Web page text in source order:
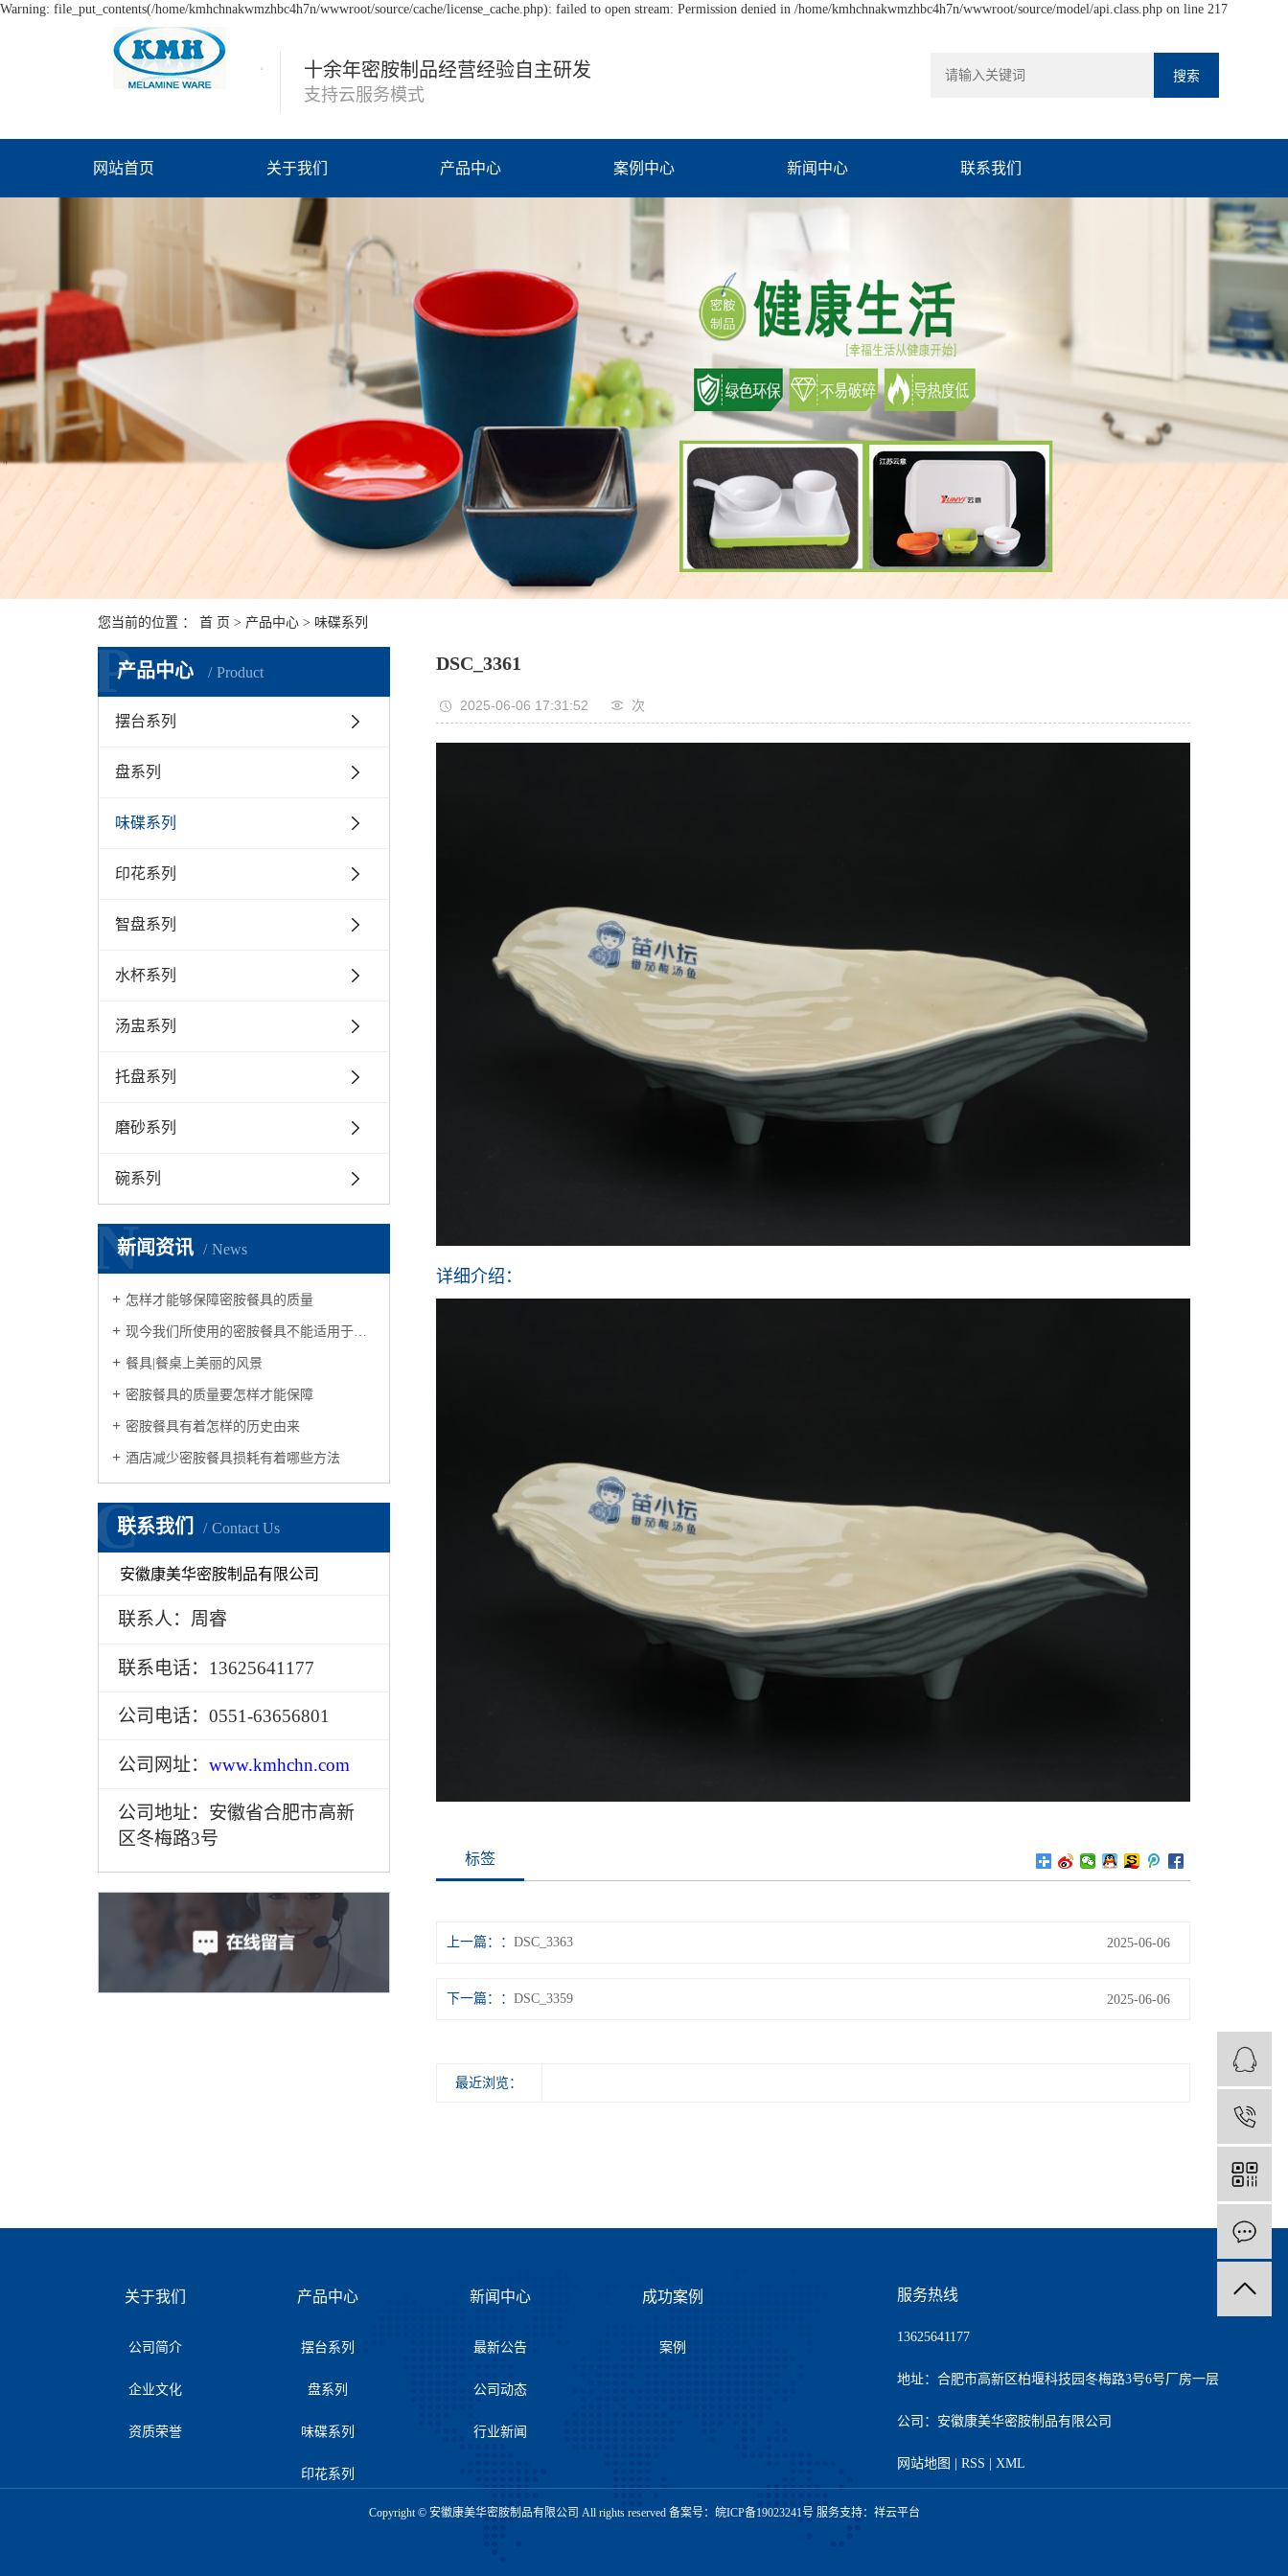
Warning: file_put_contents(/home/kmhchnakwmzhbc4h7n/wwwroot/source/cache/license_cache.php): failed to open stream: Permission denied in /home/kmhchnakwmzhbc4h7n/wwwroot/source/model/api.class.php on line 217
十余年密胺制品经营经验自主研发
支持云服务模式
网站首页 关于我们 产品中心 案例中心 新闻中心 联系我们
您当前的位置 ： 首 页 > 产品中心 > 味碟系列
产品中心 Product
P
摆台系列
盘系列
味碟系列
印花系列
智盘系列
水杯系列
汤盅系列
托盘系列
磨砂系列
碗系列
新闻资讯 News
N
怎样才能够保障密胺餐具的质量
现今我们所使用的密胺餐具不能适用于微波炉
餐具|餐桌上美丽的风景
密胺餐具的质量要怎样才能保障
密胺餐具有着怎样的历史由来
酒店减少密胺餐具损耗有着哪些方法
联系我们 Contact Us
C
安徽康美华密胺制品有限公司
联系人：周睿
联系电话：13625641177
公司电话：0551-63656801
公司网址： www.kmhchn.com
公司地址：安徽省合肥市高新
区冬梅路3号
DSC_3361
2025-06-06 17:31:52 次
详细介绍：
标签
上一篇： DSC_3363 2025-06-06
下一篇： DSC_3359 2025-06-06
最近浏览：
关于我们
公司简介
企业文化
资质荣誉
产品中心
摆台系列
盘系列
味碟系列
印花系列
新闻中心
最新公告
公司动态
行业新闻
成功案例
案例
服务热线
13625641177
地址：合肥市高新区柏堰科技园冬梅路3号6号厂房一层
公司：安徽康美华密胺制品有限公司
网站地图 RSS XML
Copyright © 安徽康美华密胺制品有限公司 All rights reserved 备案号： 皖ICP备19023241号 服务支持： 祥云平台